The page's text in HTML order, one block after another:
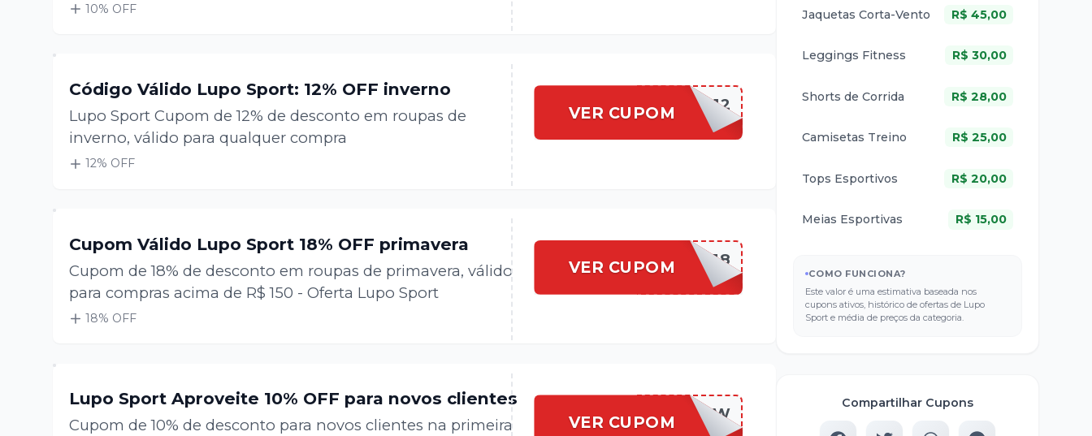
10% OFF
Código Válido Lupo Sport: 12% OFF inverno
Lupo Sport Cupom de 12% de desconto em roupas de
inverno, válido para qualquer compra
12% OFF
VER CUPOMWINTER12
Cupom Válido Lupo Sport 18% OFF primavera
Cupom de 18% de desconto em roupas de primavera, válido
para compras acima de R$ 150 - Oferta Lupo Sport
18% OFF
VER CUPOMSPRING18
Lupo Sport Aproveite 10% OFF para novos clientes
Cupom de 10% de desconto para novos clientes na primeira
VER CUPOMLSPNEW
Jaquetas Corta-Vento R$ 45,00
Leggings Fitness R$ 30,00
Shorts de Corrida R$ 28,00
Camisetas Treino R$ 25,00
Tops Esportivos R$ 20,00
Meias Esportivas R$ 15,00
COMO FUNCIONA?
Este valor é uma estimativa baseada nos
cupons ativos, histórico de ofertas de Lupo
Sport e média de preços da categoria.
Compartilhar Cupons